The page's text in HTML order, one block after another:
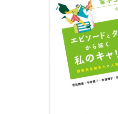
語学・文法辞典
表現・用字用語辞典
教師用参考書
考え方や文化的背景の異な
批判的な姿勢で自分や他者
受け止め、さまざまな気づ
め、明確なことばをつむぐこ
読み方と対話のしかたを学ぶ
ことに慣れる第2部、より主